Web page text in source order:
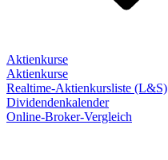
Aktienkurse
Aktienkurse
Realtime-Aktienkursliste (L&S)
Dividendenkalender
Online-Broker-Vergleich